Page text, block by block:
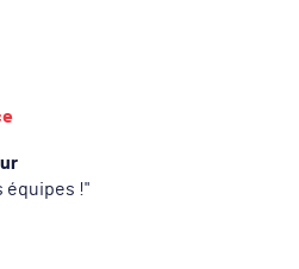
équipes !